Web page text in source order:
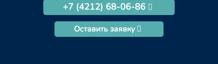
+7 (4212) 68-06-86
Оставить заявку